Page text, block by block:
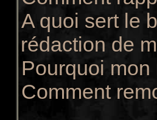
A quoi sert le
rédaction de
Pourquoi
Comment